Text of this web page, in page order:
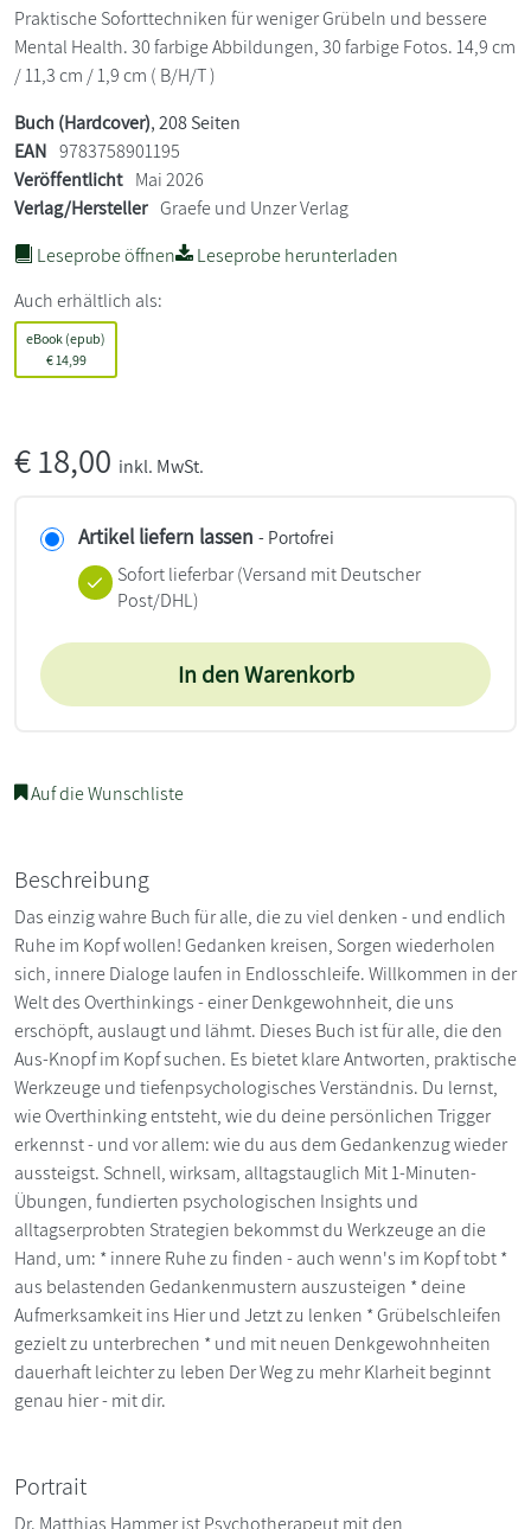
Praktische Soforttechniken für weniger Grübeln und bessere
Mental Health. 30 farbige Abbildungen, 30 farbige Fotos. 14,9 cm
/ 11,3 cm / 1,9 cm ( B/H/T )
Buch (Hardcover), 208 Seiten
EAN 9783758901195
Veröffentlicht Mai 2026
Verlag/Hersteller Graefe und Unzer Verlag
Leseprobe öffnen
Leseprobe herunterladen
Auch erhältlich als:
eBook (epub)
€14,99
€18,00 inkl. MwSt.
Artikel liefern lassen - Portofrei
Sofort lieferbar(Versand mit Deutscher
Post/DHL)
In den Warenkorb
Auf die Wunschliste
Beschreibung
Das einzig wahre Buch für alle, die zu viel denken - und endlich
Ruhe im Kopf wollen! Gedanken kreisen, Sorgen wiederholen
sich, innere Dialoge laufen in Endlosschleife. Willkommen in der
Welt des Overthinkings - einer Denkgewohnheit, die uns
erschöpft, auslaugt und lähmt. Dieses Buch ist für alle, die den
Aus-Knopf im Kopf suchen. Es bietet klare Antworten, praktische
Werkzeuge und tiefenpsychologisches Verständnis. Du lernst,
wie Overthinking entsteht, wie du deine persönlichen Trigger
erkennst - und vor allem: wie du aus dem Gedankenzug wieder
aussteigst. Schnell, wirksam, alltagstauglich Mit 1-Minuten-
Übungen, fundierten psychologischen Insights und
alltagserprobten Strategien bekommst du Werkzeuge an die
Hand, um: * innere Ruhe zu finden - auch wenn's im Kopf tobt *
aus belastenden Gedankenmustern auszusteigen * deine
Aufmerksamkeit ins Hier und Jetzt zu lenken * Grübelschleifen
gezielt zu unterbrechen * und mit neuen Denkgewohnheiten
dauerhaft leichter zu leben Der Weg zu mehr Klarheit beginnt
genau hier - mit dir.
Portrait
Dr. Matthias Hammer ist Psychotherapeut mit den